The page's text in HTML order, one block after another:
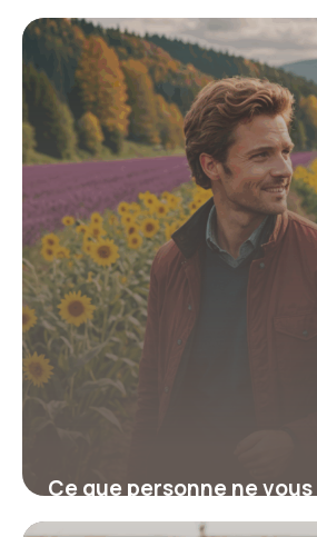
transformer leur vie en
dans des chantiers
patrimoniaux
19 juin 2026
Ce que personne ne
sur la différence entre